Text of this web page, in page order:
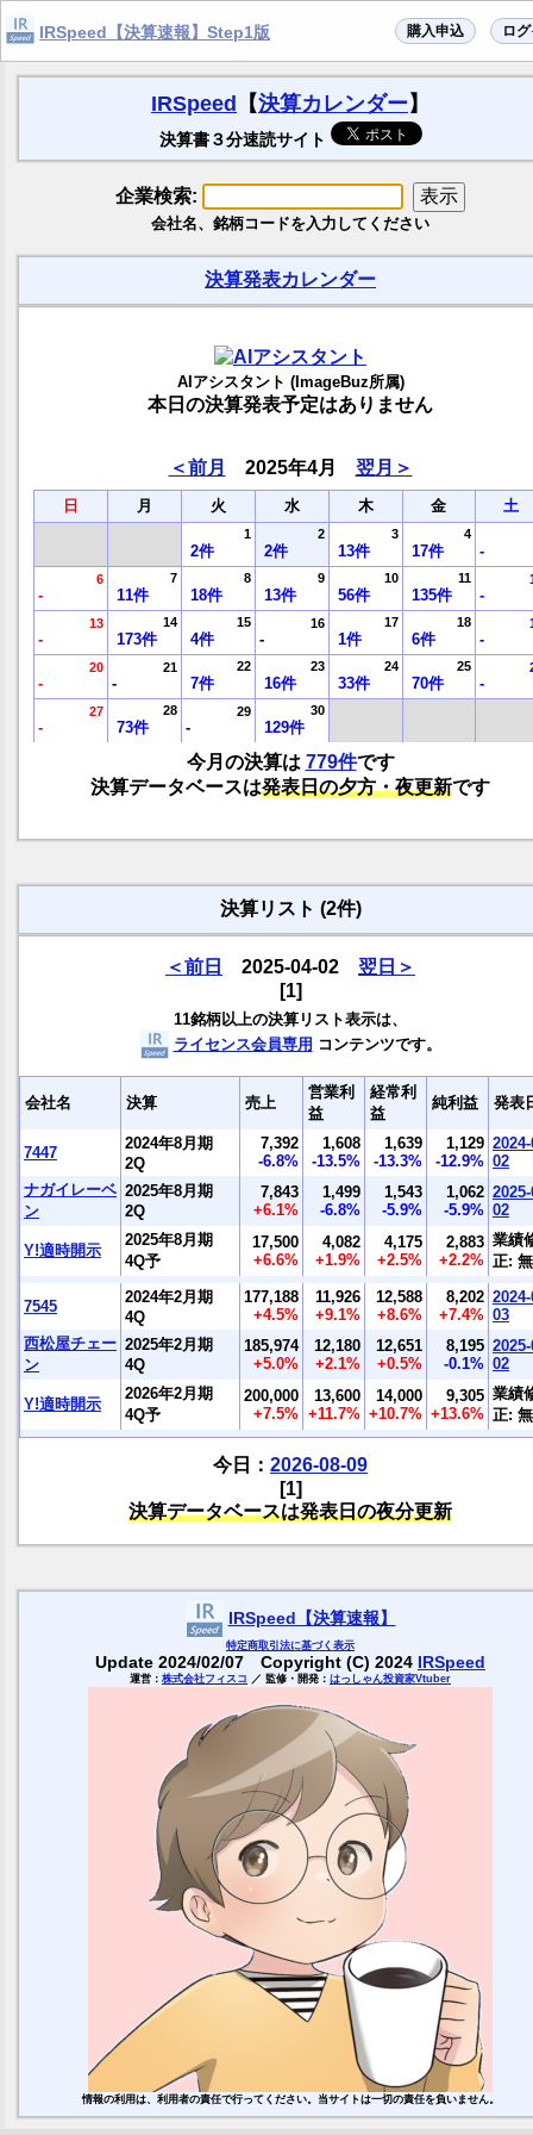
IRSpeed【決算速報】Step1版 ロ
購入申込
IRSpeed 【決算カレンダー】
決算書３分速読サイト
企業検索:
会社名、銘柄コードを入力してください
決算発表カレンダー
AIアシスタント (ImageBuz所属)
本日の決算発表予定はありません
＜前月 2025年4月 翌月＞
日 月 火 水 木 金 土
1
2件
2
2件
3
13件
4
17件 -
6
-
7
11件
8
18件
9
13件
10
56件
11
135件 -
13
-
14
173件
15
4件
16
-
17
1件
18
6件 -
20
-
21
-
22
7件
23
16件
24
33件
25
70件 -
27
-
28
73件
29
-
30
129件
今月の決算は 779件です
決算データベースは発表日の夕方・夜更新です
決算リスト (2件)
＜前日 2025-04-02
翌日＞
[1]
11銘柄以上の決算リスト表示は、
ライセンス会員専用 コンテンツです。
会社名 決算 売上
営業利
益
経常利
益
純利益 発表
7447
2024年8月期
2Q
7,392
-6.8%
1,608
-13.5%
1,639
-13.3%
1,129
-12.9% 02
ナガイレーベ
ン
2025年8月期
2Q
7,843
+6.1%
1,499
-6.8%
1,543
-5.9%
1,062
-5.9% 02
Y!適時開示
2025年8月期
4Q予
17,500
+6.6%
4,082
+1.9%
4,175
+2.5%
2,883
+2.2%
業績
正: 無
7545
2024年2月期
4Q
177,188
+4.5%
11,926
+9.1%
12,588
+8.6%
8,202
+7.4% 03
西松屋チェー
ン
2025年2月期
4Q
185,974
+5.0%
12,180
+2.1%
12,651
+0.5%
8,195
-0.1% 02
Y!適時開示
2026年2月期
4Q予
200,000
+7.5%
13,600
+11.7%
14,000
+10.7%
9,305
+13.6%
業績
正: 無
今日： 2026-08-09
[1]
決算データベースは発表日の夜分更新
IRSpeed【決算速報】
特定商取引 法に基づく表示
Update 2024/02/07 Copyright (C) 2024 IRSpeed
運営： 株式会社フィスコ ／ 監修・開発： はっしゃん投資家Vtuber
情報の利用は、利用者の責任で行ってください。当サイトは一切の責任を負いません。